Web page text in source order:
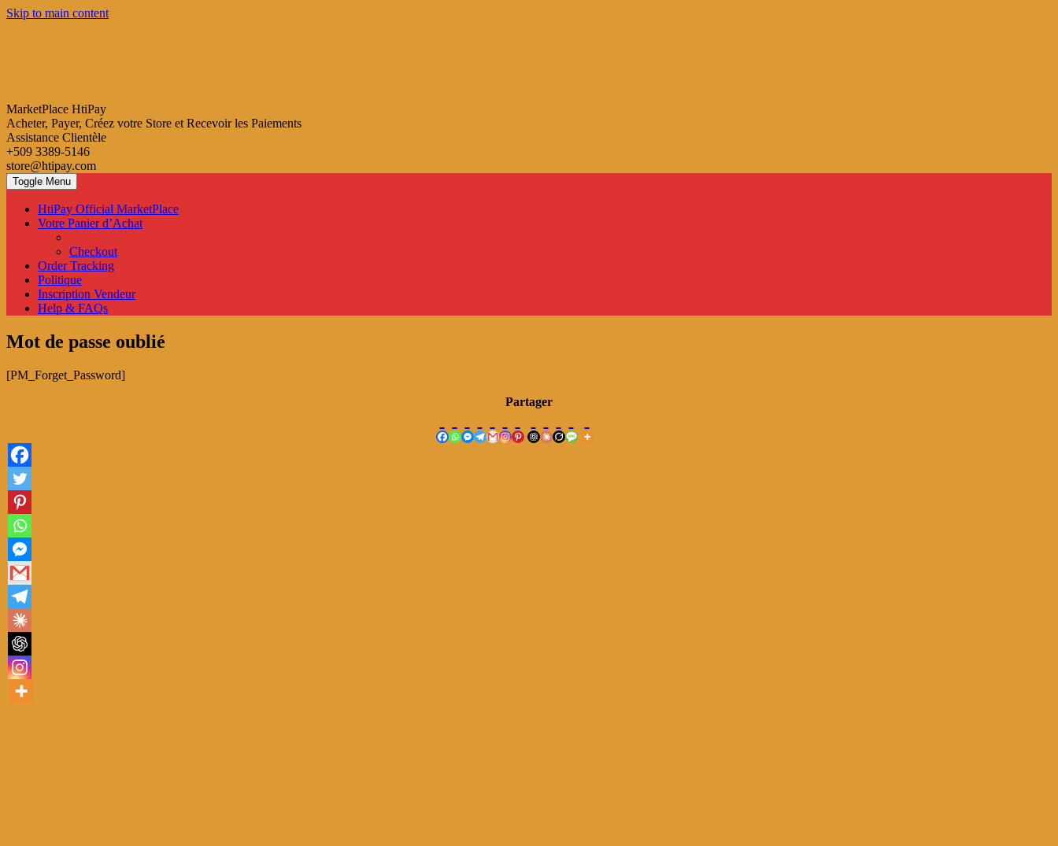
Skip to main content
MarketPlace HtiPay
Acheter, Payer, Créez votre Store et Recevoir les Paiements
Assistance Clientèle
+509 3389-5146
store@htipay.com
Toggle Menu
HtiPay Official MarketPlace
Votre Panier d’Achat
Checkout
Order Tracking
Politique
Inscription Vendeur
Help & FAQs
Mot de passe oublié
[PM_Forget_Password]
Partager